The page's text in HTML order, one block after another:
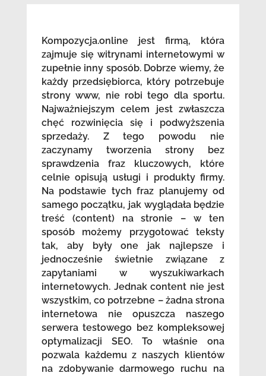
Kompozycja.online jest firmą, która
zajmuje się witrynami internetowymi w
zupełnie inny sposób. Dobrze wiemy, że
każdy przedsiębiorca, który potrzebuje
strony www, nie robi tego dla sportu.
Najważniejszym celem jest zwłaszcza
chęć rozwinięcia się i podwyższenia
sprzedaży. Z tego powodu nie
zaczynamy tworzenia strony bez
sprawdzenia fraz kluczowych, które
celnie opisują usługi i produkty firmy.
Na podstawie tych fraz planujemy od
samego początku, jak wyglądała będzie
treść (content) na stronie – w ten
sposób możemy przygotować teksty
tak, aby były one jak najlepsze i
jednocześnie świetnie związane z
zapytaniami w wyszukiwarkach
internetowych. Jednak content nie jest
wszystkim, co potrzebne – żadna strona
internetowa nie opuszcza naszego
serwera testowego bez kompleksowej
optymalizacji SEO. To właśnie ona
pozwala każdemu z naszych klientów
na zdobywanie darmowego ruchu na